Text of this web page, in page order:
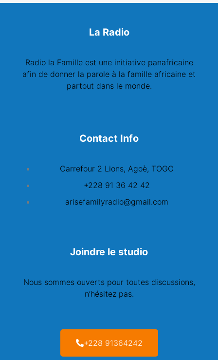
La Radio
Radio la Famille est une initiative panafricaine
afin de donner la parole à la famille africaine et
partout dans le monde.
Contact Info
Carrefour 2 Lions, Agoè, TOGO
+228 91 36 42 42
arisefamilyradio@gmail.com
Joindre le studio
Nous sommes ouverts pour toutes discussions,
n’hésitez pas.
+228 91364242